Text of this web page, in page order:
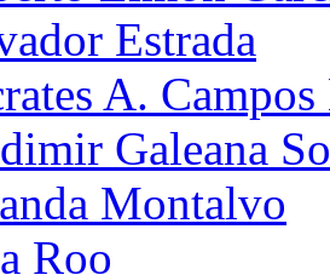
Estrada
A.
Galeana
Montalvo
Roo